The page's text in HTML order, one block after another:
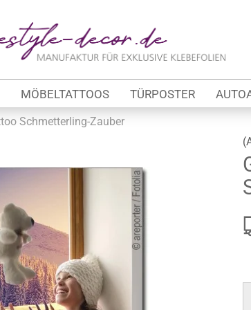
Lieferland
MÖBELTATTOOS TÜRPOSTER
Schmetterling-Zauber